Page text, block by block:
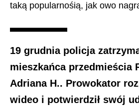
taką popularnośią, jak owo
19 grudnia policja
mieszkańca przedmieścia
Adriana H.. Prowokator
wideo i potwierdził swój